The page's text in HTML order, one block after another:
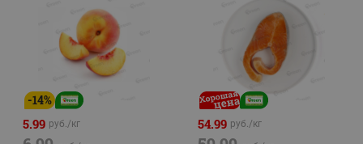
-14%
5.99 руб./кг 54.99 руб./кг